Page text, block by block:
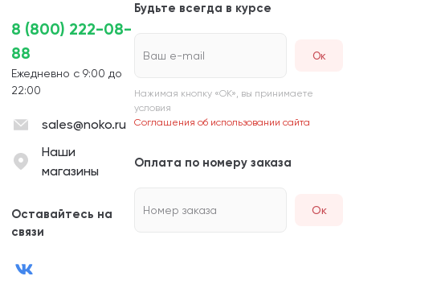
8 (800) 222-08-
88
Ежедневно с 9:00 до
22:00
sales@noko.ru
Наши
магазины
Оставайтесь на
связи
Будьте всегда в курсе
Ваш e-mail
Нажимая кнопку «ОК», вы принимаете
условия
Соглашения об использовании сайта
Оплата по номеру заказа
Номер заказа Ок